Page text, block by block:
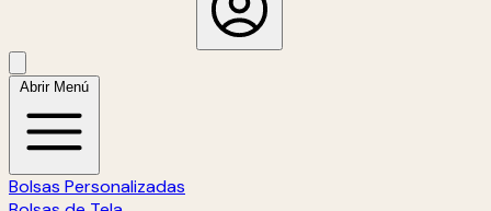
Abrir Menú
Bolsas Personalizadas